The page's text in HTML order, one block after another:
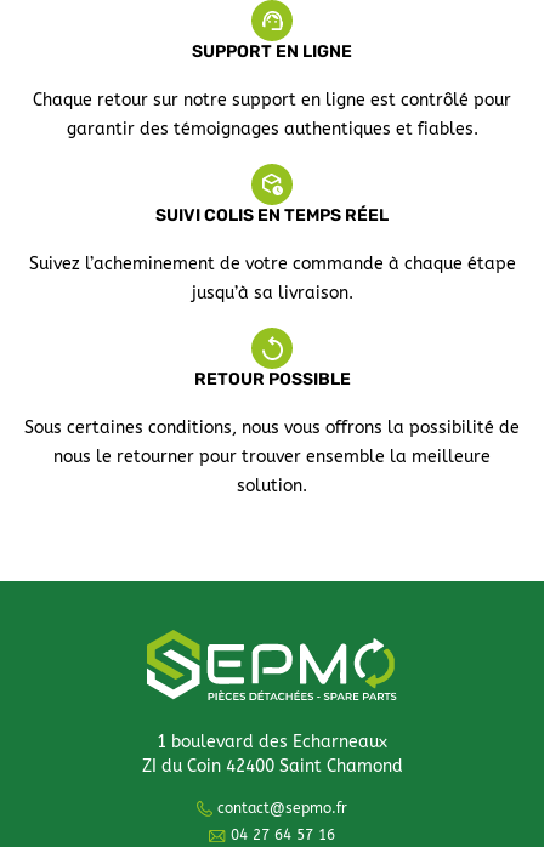
SUPPORT EN LIGNE
Chaque retour sur notre support en ligne est contrôlé pour
garantir des témoignages authentiques et fiables.
SUIVI COLIS EN TEMPS RÉEL
Suivez l’acheminement de votre commande à chaque étape
jusqu’à sa livraison.
RETOUR POSSIBLE
Sous certaines conditions, nous vous offrons la possibilité de
nous le retourner pour trouver ensemble la meilleure
solution.
1 boulevard des Echarneaux
ZI du Coin 42400 Saint Chamond
contact@sepmo.fr
04 27 64 57 16